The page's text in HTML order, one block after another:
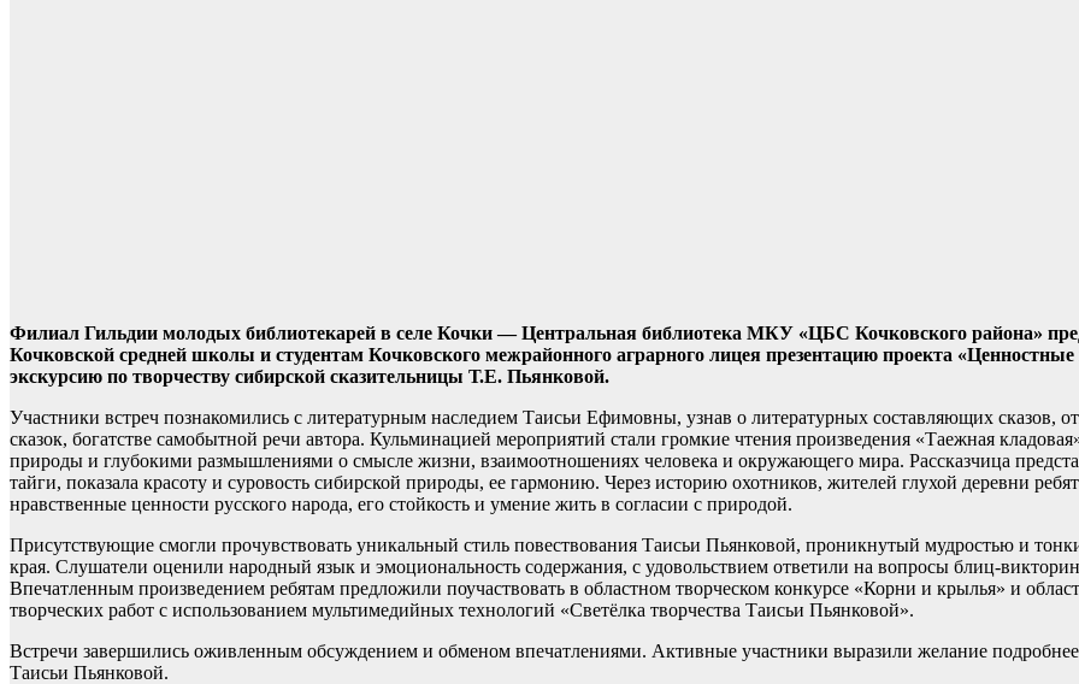
Филиал Гильдии молодых библиотекарей в селе Кочки — Центральная библиотека МКУ «ЦБС Кочковского района»
Кочковской средней школы и студентам Кочковского межрайонного аграрного лицея презентацию проекта
экскурсию по творчеству сибирской сказительницы Т.Е. Пьянковой.
Участники встреч познакомились с литературным наследием Таисьи Ефимовны, узнав о литературных составляющих сказов,
сказок, богатстве самобытной речи автора. Кульминацией мероприятий стали громкие чтения произведения «Таежная
природы и глубокими размышлениями о смысле жизни, взаимоотношениях человека и окружающего мира. Рассказчица
тайги, показала красоту и суровость сибирской природы, ее гармонию. Через историю охотников, жителей глухой деревни
нравственные ценности русского народа, его стойкость и умение жить в согласии с природой.
Присутствующие смогли прочувствовать уникальный стиль повествования Таисьи Пьянковой, проникнутый мудростью и
края. Слушатели оценили народный язык и эмоциональность содержания, с удовольствием ответили на вопросы блиц-
Впечатленным произведением ребятам предложили поучаствовать в областном творческом конкурсе «Корни и крылья» и
творческих работ с использованием мультимедийных технологий «Светёлка творчества Таисьи Пьянковой».
Встречи завершились оживленным обсуждением и обменом впечатлениями. Активные участники выразили желание подробнее
Таисьи Пьянковой.